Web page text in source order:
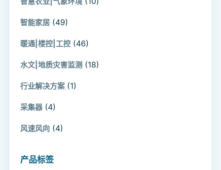
智能家居 (49)
暖通|楼控|工控 (46)
水文|地质灾害监测 (18)
行业解决方案 (1)
采集器 (4)
风速风向 (4)
产品标签